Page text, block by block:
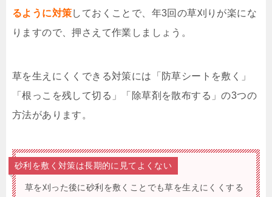
るように対策しておくことで、年3回の草刈りが楽にな
りますので、押さえて作業しましょう。
草を生えにくくできる対策には「防草シートを敷く」
「根っこを残して切る」「除草剤を散布する」の3つの
方法があります。
砂利を敷く対策は長期的に見てよくない
草を刈った後に砂利を敷くことでも草を生えにくくする